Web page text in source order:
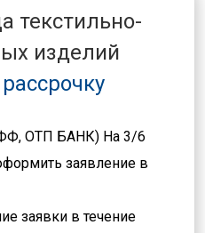
текстильно-
изделий
ОТП БАНК) На 3/6
заявление в
заявки в течение